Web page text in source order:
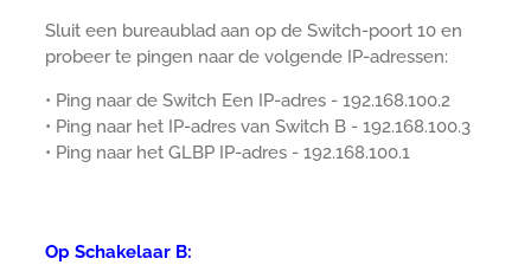
Sluit een bureaublad aan op de Switch-poort 10 en
probeer te pingen naar de volgende IP-adressen:
• Ping naar de Switch Een IP-adres - 192.168.100.2
• Ping naar het IP-adres van Switch B - 192.168.100.3
• Ping naar het GLBP IP-adres - 192.168.100.1
Op Schakelaar B: